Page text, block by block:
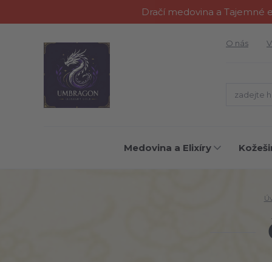
Dračí medovina a Tajemné
O nás
Medovina a Elixíry